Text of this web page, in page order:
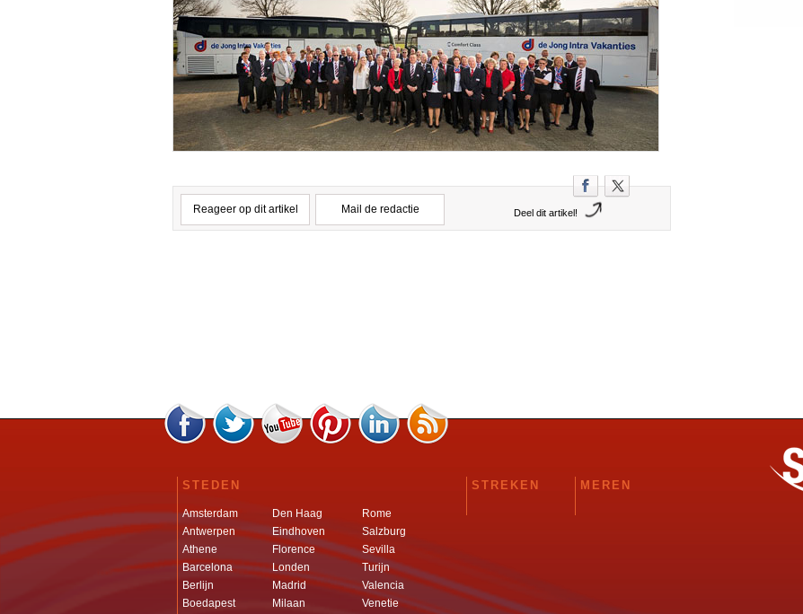
Reageer op dit artikel Mail de redactie Deel dit artikel!
STEDEN
Amsterdam
Antwerpen
Athene
Barcelona
Berlijn
Boedapest
Den Haag
Eindhoven
Florence
Londen
Madrid
Milaan
Rome
Salzburg
Sevilla
Turijn
Valencia
Venetie
STREKEN MEREN